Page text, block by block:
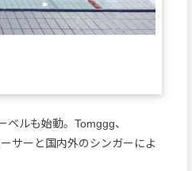
ルも始動。Tomggg、
サーと国内外のシンガーによ